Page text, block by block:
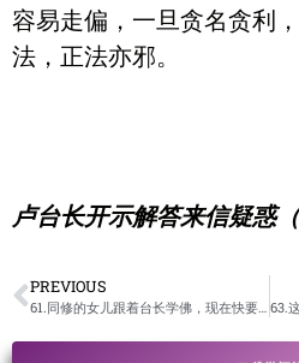
容易走偏，一旦贪名贪利
法，正法亦邪。
卢台长开示解答来信疑惑（
PREVIOUS
61.同修的女儿跟着台长学佛，现在快要考研了，但是感觉她越学就越悲观厌世，说什么都是假的，空的，考研有什么用。希望台长用白话佛法来开导她，如何摆正学佛和生活之间的关系。人还要不要追求事业好，工作好，家庭好？/卢台长开示解答来信疑惑